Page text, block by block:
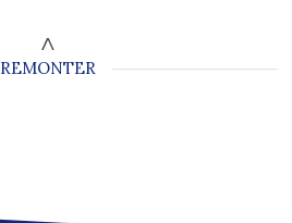
REMONTER